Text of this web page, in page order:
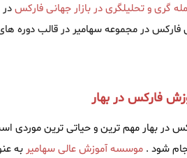
گری و تحلیلگری در بازار جهانی فارکس
در مجموعه سهامیر در قالب دوره
فارکس در بهار
در بهار مهم ترین و حیاتی ترین موردی
شود . موسسه آموزش عالی سهامیربه